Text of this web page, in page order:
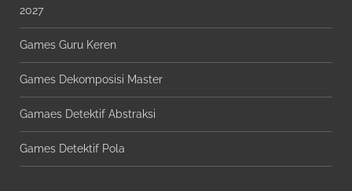
2027
Games Guru Keren
Games Dekomposisi Master
Gamaes Detektif Abstraksi
Games Detektif Pola